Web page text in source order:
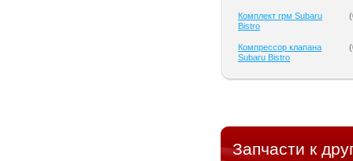
Комплект грм Subaru
Bistro
(
Компрессор клапана
Subaru Bistro
(
Запчасти к